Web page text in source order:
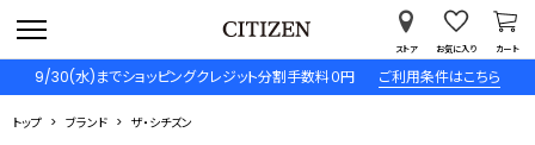
9/30(水)までショッピングクレジット分割手数料０円 ご利用条件はこちら
ストア お気に入り カート
トップ ブランド ザ・シチズン